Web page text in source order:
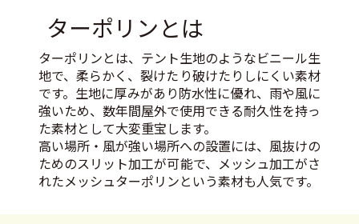
ターポリンとは
ターポリンとは、テント生地のようなビニール生
地で、柔らかく、裂けたり破けたりしにくい素材
です。生地に厚みがあり防水性に優れ、雨や風に
強いため、数年間屋外で使用できる耐久性を持っ
た素材として大変重宝します。
高い場所・風が強い場所への設置には、風抜けの
ためのスリット加工が可能で、メッシュ加工がさ
れたメッシュターポリンという素材も人気です。